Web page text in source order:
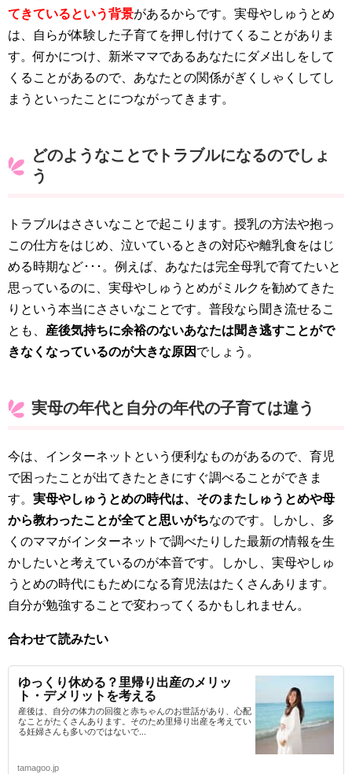
てきているという背景があるからです。実母やしゅうとめ
は、自らが体験した子育てを押し付けてくることがありま
す。何かにつけ、新米ママであるあなたにダメ出しをして
くることがあるので、あなたとの関係がぎくしゃくしてし
まうといったことにつながってきます。
どのようなことでトラブルになるのでしょ
う
トラブルはささいなことで起こります。授乳の方法や抱っ
この仕方をはじめ、泣いているときの対応や離乳食をはじ
める時期など･･･。例えば、あなたは完全母乳で育てたいと
思っているのに、実母やしゅうとめがミルクを勧めてきた
りという本当にささいなことです。普段なら聞き流せるこ
とも、 産後気持ちに余裕のないあなたは聞き逃すことがで
きなくなっているのが大きな原因 でしょう。
実母の年代と自分の年代の子育ては違う
今は、インターネットという便利なものがあるので、育児
で困ったことが出てきたときにすぐ調べることができま
す。 実母やしゅうとめの時代は、そのまたしゅうとめや母
から教わったことが全てと思いがちなのです。しかし、多
くのママがインターネットで調べたりした最新の情報を生
かしたいと考えているのが本音です。しかし、実母やしゅ
うとめの時代にもためになる育児法はたくさんあります。
自分が勉強することで変わってくるかもしれません。
合わせて読みたい
ゆっくり休める？里帰り出産のメリッ
ト・デメリットを考える
産後は、自分の体力の回復と赤ちゃんのお世話があり、心配
なことがたくさんあります。そのため里帰り出産を考えてい
る妊婦さんも多いのではないで...
tamagoo.jp